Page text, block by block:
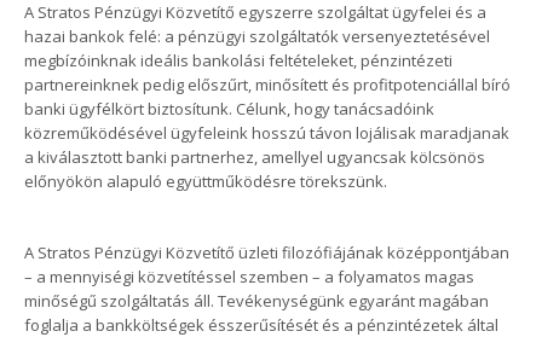
A Stratos Pénzügyi Közvetítő egyszerre szolgáltat ügyfelei és a
hazai bankok felé: a pénzügyi szolgáltatók versenyeztetésével
megbízóinknak ideális bankolási feltételeket, pénzintézeti
partnereinknek pedig előszűrt, minősített és profitpotenciállal bíró
banki ügyfélkört biztosítunk. Célunk, hogy tanácsadóink
közreműködésével ügyfeleink hosszú távon lojálisak maradjanak
a kiválasztott banki partnerhez, amellyel ugyancsak kölcsönös
előnyökön alapuló együttműködésre törekszünk.
A Stratos Pénzügyi Közvetítő üzleti filozófiájának középpontjában
– a mennyiségi közvetítéssel szemben – a folyamatos magas
minőségű szolgáltatás áll. Tevékenységünk egyaránt magában
foglalja a bankköltségek ésszerűsítését és a pénzintézetek által